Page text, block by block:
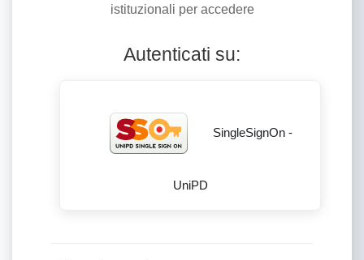
istituzionali per accedere
Autenticati su:
SingleSignOn -
UniPD